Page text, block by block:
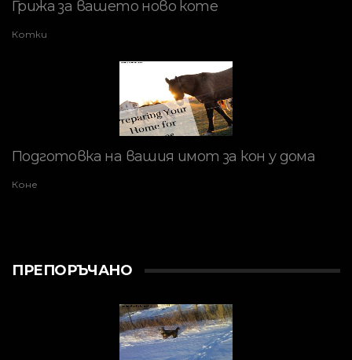
Грижа за вашето ново коте
Котки
Подготовка на вашия имот за кон у дома
Коне
ПРЕПОРЪЧАНО